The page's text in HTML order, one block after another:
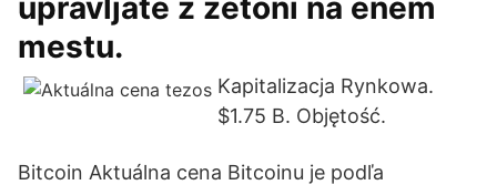
upravljate z žetoni na enem
mestu.
Kapitalizacja Rynkowa.
$1.75 B. Objętość.
Bitcoin Aktuálna cena Bitcoinu je podľa